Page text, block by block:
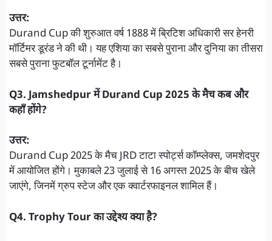
उत्तर:
Durand Cup की शुरुआत वर्ष 1888 में ब्रिटिश अधिकारी सर हेनरी
मॉर्टिमर डूरंड ने की थी। यह एशिया का सबसे पुराना और दुनिया का तीसरा
सबसे पुराना फुटबॉल टूर्नामेंट है।
Q3. Jamshedpur में Durand Cup 2025 के मैच कब और
कहाँ होंगे?
उत्तर:
Durand Cup 2025 के मैच JRD टाटा स्पोर्ट्स कॉम्प्लेक्स, जमशेदपुर
में आयोजित होंगे। मुकाबले 23 जुलाई से 16 अगस्त 2025 के बीच खेले
जाएंगे, जिनमें ग्रुप स्टेज और एक क्वार्टरफाइनल शामिल हैं।
Q4. Trophy Tour का उद्देश्य क्या है?